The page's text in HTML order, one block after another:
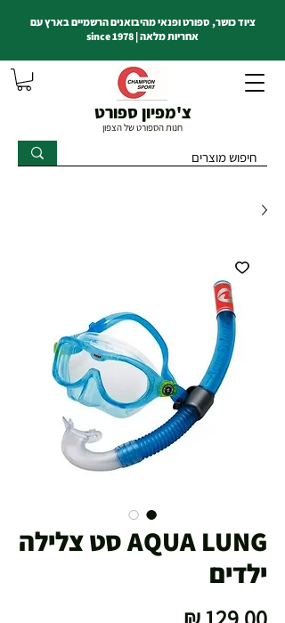
צ'מפיון ספורט
חנות הספורט של הצפון
ציוד כושר, ספורט ופנאי מהיבואנים הרשמיים בארץ עם
אחריות מלאה | since 1978
AQUA LUNG סט צלילה
ילדים